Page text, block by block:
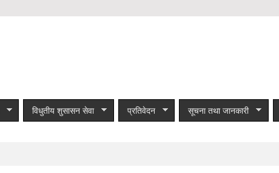
विधुतीय शुसासन सेवा प्रतिवेदन सूचना तथा जानकारी